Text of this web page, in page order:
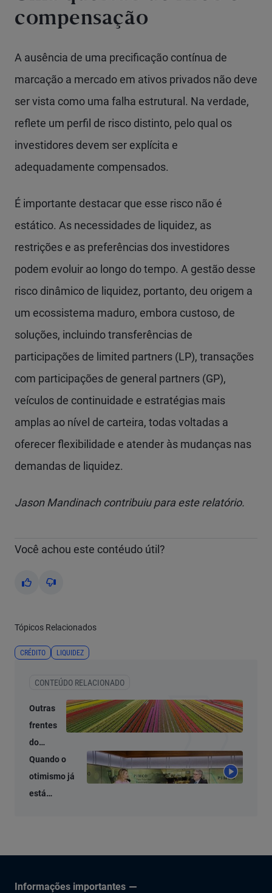
compensação
A ausência de uma precificação contínua de
marcação a mercado em ativos privados não deve
ser vista como uma falha estrutural. Na verdade,
reflete um perfil de risco distinto, pelo qual os
investidores devem ser explícita e
adequadamente compensados.
É importante destacar que esse risco não é
estático. As necessidades de liquidez, as
restrições e as preferências dos investidores
podem evoluir ao longo do tempo. A gestão desse
risco dinâmico de liquidez, portanto, deu origem a
um ecossistema maduro, embora custoso, de
soluções, incluindo transferências de
participações de limited partners (LP), transações
com participações de general partners (GP),
veículos de continuidade e estratégias mais
amplas ao nível de carteira, todas voltadas a
oferecer flexibilidade e atender às mudanças nas
demandas de liquidez.
Jason Mandinach contribuiu para este relatório.
Você achou este contéudo útil?
Yes No
Tópicos Relacionados
CRÉDITO LIQUIDEZ
CONTEÚDO RELACIONADO
Outras
frentes
do
crédito
privado
ainda
Quando o
otimismo já
está
Informações importantes